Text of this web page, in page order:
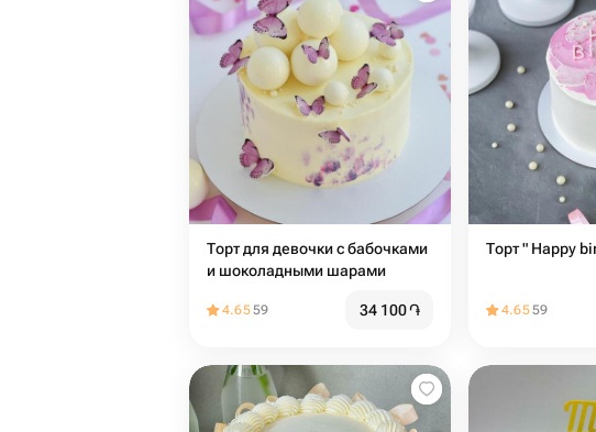
Торт для девочки с бабочками
и шоколадными шарами
4.6559 34 100֏
Торт "
4.6559